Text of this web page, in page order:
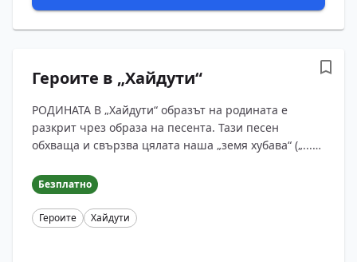
Героите в „Хайдути“
РОДИНАТА В „Хайдути“ образът на родината е
разкрит чрез образа на песента. Тази песен
обхваща и свързва цялата наша „земя хубава“ („...
Дунав...“). Еп?...
Безплатно
Героите Хайдути